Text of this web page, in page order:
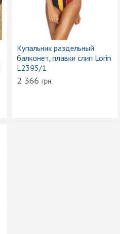
Купальник раздельный
балконет, плавки слип Lorin
L2395/1
2 366 грн.